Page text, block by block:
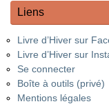
Liens
Livre d’Hiver sur
Livre d’Hiver sur
Se connecter
Boîte à outils (privé)
Mentions légales